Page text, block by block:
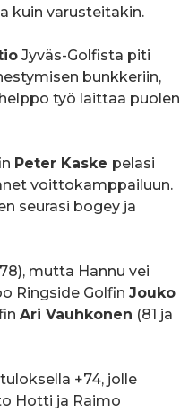
kuin varusteitakin.
Jyväs-Golfista piti
bunkkeriin,
työ laittaa puolen
Peter Kaske pelasi
voittokamppailuun.
seurasi bogey ja
mutta Hannu vei
Ringside Golfin Jouko
Ari Vauhkonen (81 ja
+74, jolle
Hotti ja Raimo